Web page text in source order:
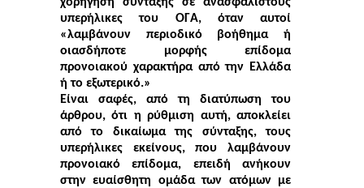
υπερήλικες του ΟΓΑ, όταν αυτοί
«λαμβάνουν περιοδικό βοήθημα ή
οιασδήποτε μορφής επίδομα
προνοιακού χαρακτήρα από την Ελλάδα
ή το εξωτερικό.»
Είναι σαφές, από τη διατύπωση του
άρθρου, ότι η ρύθμιση αυτή, αποκλείει
από το δικαίωμα της σύνταξης, τους
υπερήλικες εκείνους, που λαμβάνουν
προνοιακό επίδομα, επειδή ανήκουν
στην ευαίσθητη ομάδα των ατόμων με